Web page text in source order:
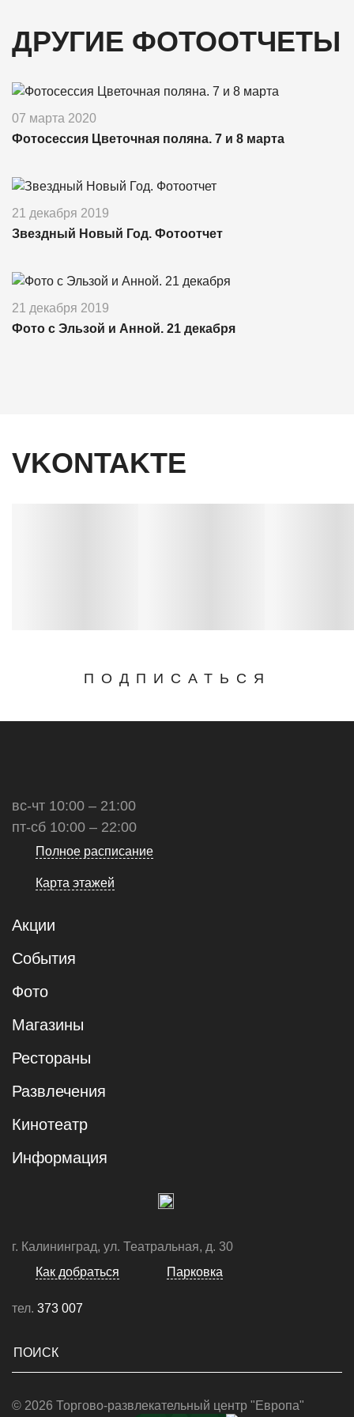
ДРУГИЕ ФОТООТЧЕТЫ
07 марта 2020
Фотосессия Цветочная поляна. 7 и 8 марта
21 декабря 2019
Звездный Новый Год. Фотоотчет
21 декабря 2019
Фото с Эльзой и Анной. 21 декабря
VKONTAKTE
ПОДПИСАТЬСЯ
вс-чт 10:00 – 21:00
пт-сб 10:00 – 22:00
Полное расписание
Карта этажей
Акции
События
Фото
Магазины
Рестораны
Развлечения
Кинотеатр
Информация
г. Калининград, ул. Театральная, д. 30
Как добраться
Парковка
тел. 373 007
© 2026 Торгово-развлекательный центр "Европа"